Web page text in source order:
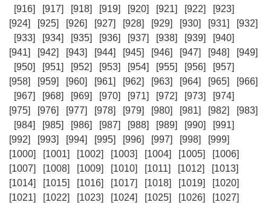
[916] [917] [918] [919] [920] [921] [922]
[923]
[924]
[925] [926] [927] [928] [929] [930] [931]
[932]
[933]
[934] [935] [936] [937] [938] [939]
[940]
[941]
[942] [943] [944] [945] [946] [947] [948]
[949]
[950]
[951] [952] [953] [954] [955] [956]
[957]
[958]
[959] [960] [961] [962] [963] [964] [965]
[966]
[967]
[968] [969] [970] [971] [972] [973]
[974]
[975]
[976] [977] [978] [979] [980] [981] [982]
[983]
[984]
[985] [986] [987] [988] [989] [990]
[991]
[992]
[993] [994] [995] [996] [997] [998]
[999]
[1000]
[1001] [1002] [1003] [1004] [1005]
[1006]
[1007]
[1008] [1009] [1010] [1011] [1012]
[1013]
[1014]
[1015] [1016] [1017] [1018] [1019]
[1020]
[1021]
[1022] [1023] [1024] [1025] [1026]
[1027]